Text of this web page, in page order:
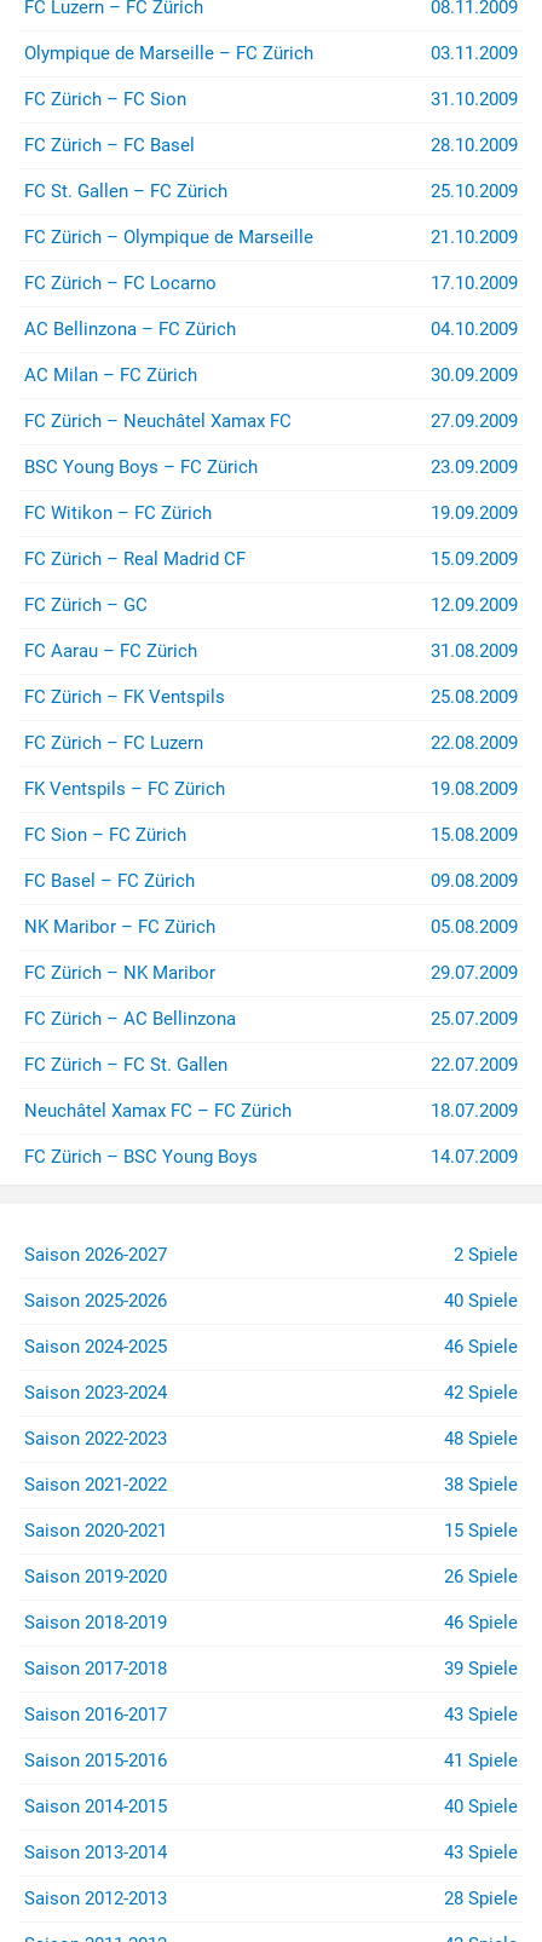
FC Luzern – FC Zürich 08.11.2009
Olympique de Marseille – FC Zürich 03.11.2009
FC Zürich – FC Sion 31.10.2009
FC Zürich – FC Basel 28.10.2009
FC St. Gallen – FC Zürich 25.10.2009
FC Zürich – Olympique de Marseille 21.10.2009
FC Zürich – FC Locarno 17.10.2009
AC Bellinzona – FC Zürich 04.10.2009
AC Milan – FC Zürich 30.09.2009
FC Zürich – Neuchâtel Xamax FC 27.09.2009
BSC Young Boys – FC Zürich 23.09.2009
FC Witikon – FC Zürich 19.09.2009
FC Zürich – Real Madrid CF 15.09.2009
FC Zürich – GC 12.09.2009
FC Aarau – FC Zürich 31.08.2009
FC Zürich – FK Ventspils 25.08.2009
FC Zürich – FC Luzern 22.08.2009
FK Ventspils – FC Zürich 19.08.2009
FC Sion – FC Zürich 15.08.2009
FC Basel – FC Zürich 09.08.2009
NK Maribor – FC Zürich 05.08.2009
FC Zürich – NK Maribor 29.07.2009
FC Zürich – AC Bellinzona 25.07.2009
FC Zürich – FC St. Gallen 22.07.2009
Neuchâtel Xamax FC – FC Zürich 18.07.2009
FC Zürich – BSC Young Boys 14.07.2009
Saison 2026-2027 2 Spiele
Saison 2025-2026 40 Spiele
Saison 2024-2025 46 Spiele
Saison 2023-2024 42 Spiele
Saison 2022-2023 48 Spiele
Saison 2021-2022 38 Spiele
Saison 2020-2021 15 Spiele
Saison 2019-2020 26 Spiele
Saison 2018-2019 46 Spiele
Saison 2017-2018 39 Spiele
Saison 2016-2017 43 Spiele
Saison 2015-2016 41 Spiele
Saison 2014-2015 40 Spiele
Saison 2013-2014 43 Spiele
Saison 2012-2013 28 Spiele